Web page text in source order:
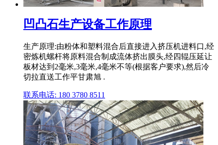
凹凸石生产设备工作原理
生产原理:由粉体和塑料混合后直接进入挤压机进料口,经
密炼机螺杆将原料混合制成流体挤出膜头,经四辊压延让
板材达到2毫米,3毫米,4毫米不等(根据客户要求),然后冷
切拉直送工作平甘肃旭 .
联系电话: 180 3780 8511